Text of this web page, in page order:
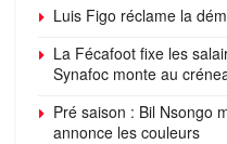
Luis Figo réclame la
La Fécafoot fixe les
Synafoc monte au
Pré saison : Bil Nsongo
annonce les couleurs